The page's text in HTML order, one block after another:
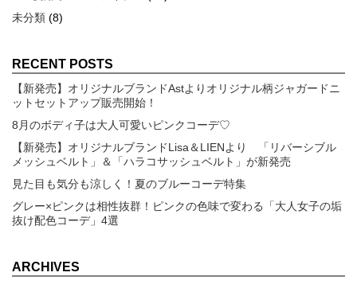
未分類 (8)
RECENT POSTS
【新発売】オリジナルブランドAstよりオリジナル柄ジャガードニ
ットセットアップ販売開始！
8月のボディ子は大人可愛いピンクコーデ♡
【新発売】オリジナルブランドLisa＆LIENより 「リバーシブル
メッシュベルト」＆「ハラコサッシュベルト」が新発売
見た目も気分も涼しく！夏のブルーコーデ特集
グレー×ピンクは相性抜群！ピンクの色味で変わる「大人女子の垢
抜け配色コーデ」4選
ARCHIVES